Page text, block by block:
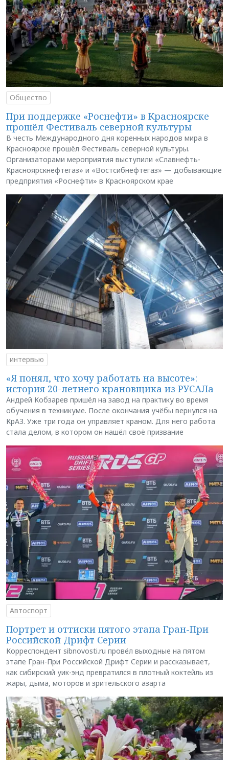
Общество
При поддержке «Роснефти» в Красноярске
прошёл Фестиваль северной культуры
В честь Международного дня коренных народов мира в
Красноярске прошёл Фестиваль северной культуры.
Организаторами мероприятия выступили «Славнефть-
Красноярскнефтегаз» и «Востсибнефтегаз» — добывающие
предприятия «Роснефти» в Красноярском крае
интервью
«Я понял, что хочу работать на высоте»:
история 20-летнего крановщика из РУСАЛа
Андрей Кобзарев пришёл на завод на практику во время
обучения в техникуме. После окончания учёбы вернулся на
КрАЗ. Уже три года он управляет краном. Для него работа
стала делом, в котором он нашёл своё призвание
Автоспорт
Портрет и оттиски пятого этапа Гран-При
Российской Дрифт Серии
Корреспондент sibnovosti.ru провёл выходные на пятом
этапе Гран-При Российской Дрифт Серии и рассказывает,
как сибирский уик-энд превратился в плотный коктейль из
жары, дыма, моторов и зрительского азарта